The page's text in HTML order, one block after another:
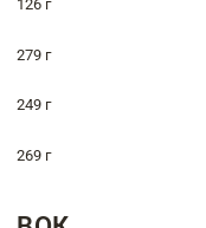
126 г
279 г
249 г
269 г